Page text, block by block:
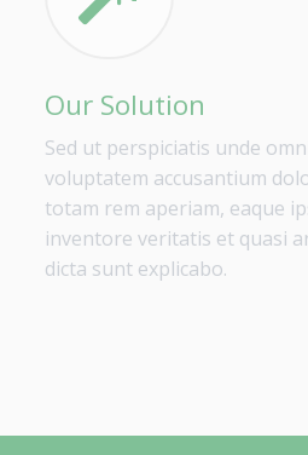
Our Solution
Sed ut perspiciatis unde
voluptatem accusantium
totam rem aperiam, eaque
inventore veritatis et quasi
dicta sunt explicabo.